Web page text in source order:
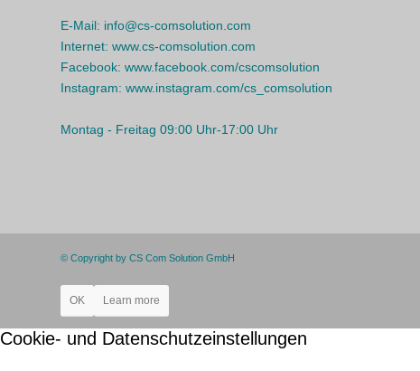
E-Mail: info@cs-comsolution.com
Internet: www.cs-comsolution.com
Facebook: www.facebook.com/cscomsolution
Instagram: www.instagram.com/cs_comsolution
Montag - Freitag 09:00 Uhr-17:00 Uhr
© Copyright by CS Com Solution GmbH
OK Learn more
Cookie- und Datenschutzeinstellungen